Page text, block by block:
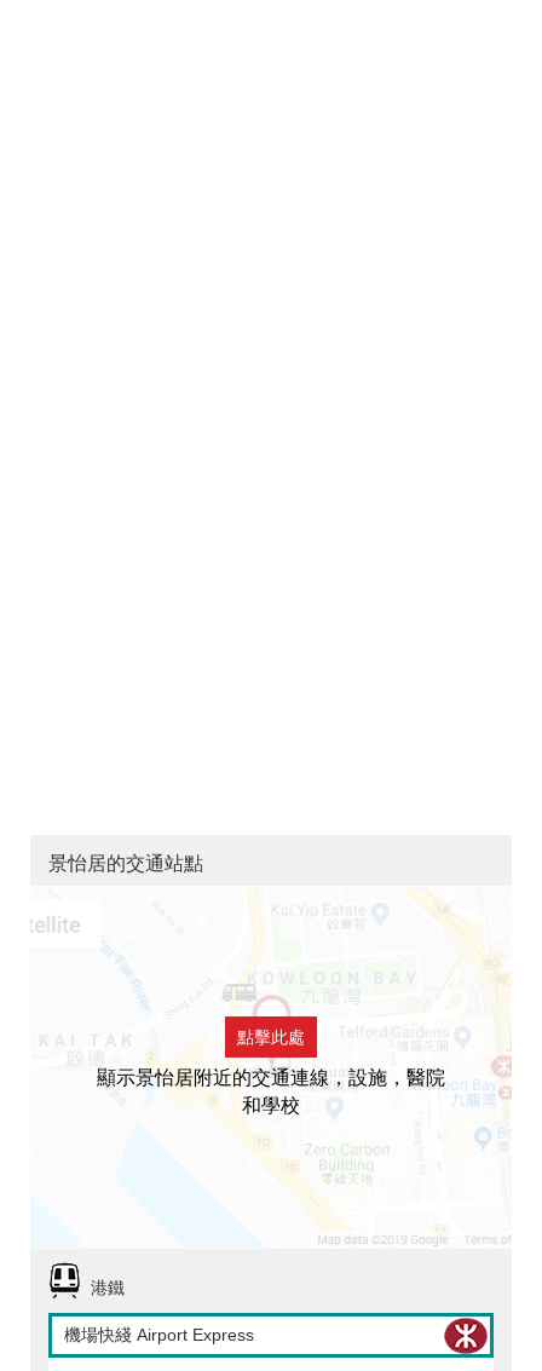
景怡居的交通站點
點擊此處
顯示景怡居附近的交通連線，設施，醫院
和學校
港鐵
機場快綫 Airport Express